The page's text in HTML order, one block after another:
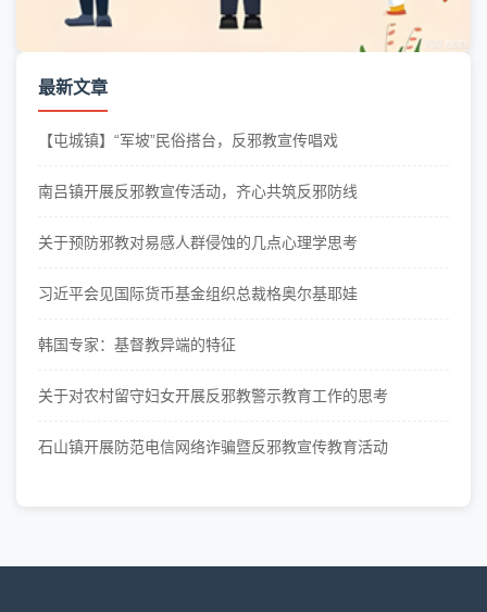
最新文章
【屯城镇】“军坡”民俗搭台，反邪教宣传唱戏
南吕镇开展反邪教宣传活动，齐心共筑反邪防线
关于预防邪教对易感人群侵蚀的几点心理学思考
习近平会见国际货币基金组织总裁格奥尔基耶娃
韩国专家：基督教异端的特征
关于对农村留守妇女开展反邪教警示教育工作的思考
石山镇开展防范电信网络诈骗暨反邪教宣传教育活动